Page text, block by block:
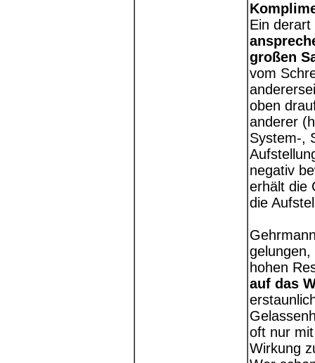
Ein
großen
vom
oben
anderer
System-,
negativ
erhält die
die
gelungen,
hohen
auf das
oft nur
Wirkung